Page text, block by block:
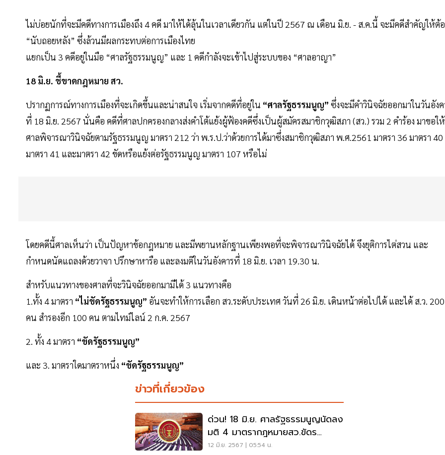
ไม่บ่อยนักที่จะมีคดีทางการเมืองถึง 4 คดี มาให้ได้ลุ้นในเวลาเดียวกัน แต่ในปี 2567 ณ เดือน มิ.ย. - ส.ค.นี้ จะมีคดีสำคัญให้ต้
“นับถอยหลัง” ซึ่งล้วนมีผลกระทบต่อการเมืองไทย
แยกเป็น 3 คดีอยู่ในมือ “ศาลรัฐธรรมนูญ” และ 1 คดีกำลังจะเข้าไปสู่ระบบของ “ศาลอาญา”
18 มิ.ย. ชี้ขาดกฎหมาย สว.
ปรากฏการณ์ทางการเมืองที่จะเกิดขึ้นและน่าสนใจ เริ่มจากคดีที่อยู่ใน “ศาลรัฐธรรมนูญ” ซึ่งจะมีคำวินิจฉัยออกมาในวันอังค
ที่ 18 มิ.ย. 2567 นั่นคือ คดีที่ศาลปกครองกลางส่งคำโต้แย้งผู้ฟ้องคดีซึ่งเป็นผู้สมัครสมาชิกวุฒิสภา (สว.) รวม 2 คำร้อง มาขอให้
ศาลพิจารณาวินิจฉัยตามรัฐธรรมนูญ มาตรา 212 ว่า พ.ร.ป.ว่าด้วยการได้มาซึ่งสมาชิกวุฒิสภา พ.ศ.2561 มาตรา 36 มาตรา 40
มาตรา 41 และมาตรา 42 ขัดหรือแย้งต่อรัฐธรรมนูญ มาตรา 107 หรือไม่
โดยคดีนี้ศาลเห็นว่า เป็นปัญหาข้อกฎหมาย และมีพยานหลักฐานเพียงพอที่จะพิจารณาวินิจฉัยได้ จึงยุติการไต่สวน และ
กำหนดนัดแถลงด้วยวาจา ปรึกษาหารือ และลงมติในวันอังคารที่ 18 มิ.ย. เวลา 19.30 น.
สำหรับแนวทางของศาลที่จะวินิจฉัยออกมามีได้ 3 แนวทางคือ
1.ทั้ง 4 มาตรา “ไม่ขัดรัฐธรรมนูญ” อันจะทำให้การเลือก สว.ระดับประเทศ วันที่ 26 มิ.ย. เดินหน้าต่อไปได้ และได้ ส.ว. 200
คน สำรองอีก 100 คน ตามไทม์ไลน์ 2 ก.ค. 2567
2. ทั้ง 4 มาตรา “ขัดรัฐธรรมนูญ”
และ 3. มาตราใดมาตราหนึ่ง “ขัดรัฐธรรมนูญ”
ข่าวที่เกี่ยวข้อง
ด่วน! 18 มิ.ย. ศาลรัฐธรรมนูญนัดลง
มติ 4 มาตรากฎหมายสว.ขัดร
ธน.หรือไม่
12 มิ.ย. 2567 | 05:54 น.